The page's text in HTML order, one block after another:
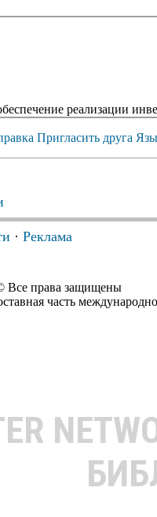
реализации
Пригласить друга
· Реклама
Все права защищены
часть